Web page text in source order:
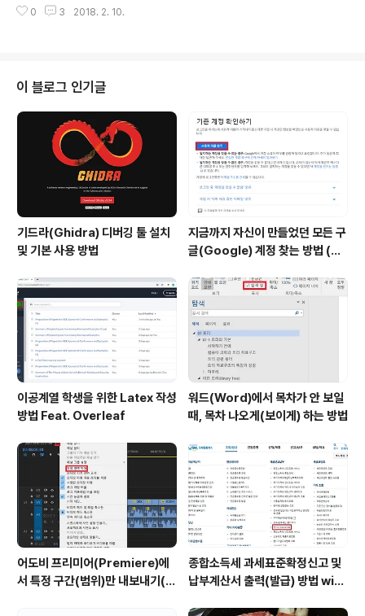
시다. 이제 위와 같이 Main.java 클래스를 살펴보도록..
작업하는 시간을 가졌습니다. 이번 시간에는 실제로 GUI
이라는 별도의 디자인 관련 소스코드를 사용하는데 특별한
GUI가 필요한 건 아니므로 소스코드 상으로 작업해보겠습
니다. 바로 실제로 서버 GUI를 작동시키는 start() 프로그
램을 작업해보도록 할게요. 위와 같이 작업하면 됩니다. 실
행 결과는 다음과 같습니다.
0 3 2018. 2. 10.
이 블로그 인기글
기드라(Ghidra) 디버깅 툴 설치
및 기본 사용 방법
지금까지 자신이 만들었던 모든 구
글(Google) 계정 찾는 방법 (핸
이공계열 학생을 위한 Latex 작성
방법 Feat. Overleaf
워드(Word)에서 목차가 안 보일
때, 목차 나오게(보이게) 하는 방법
어도비 프리미어(Premiere)에
서 특정 구간(범위)만 내보내기(출
종합소득세 과세표준확정신고 및
납부계산서 출력(발급) 방법 with